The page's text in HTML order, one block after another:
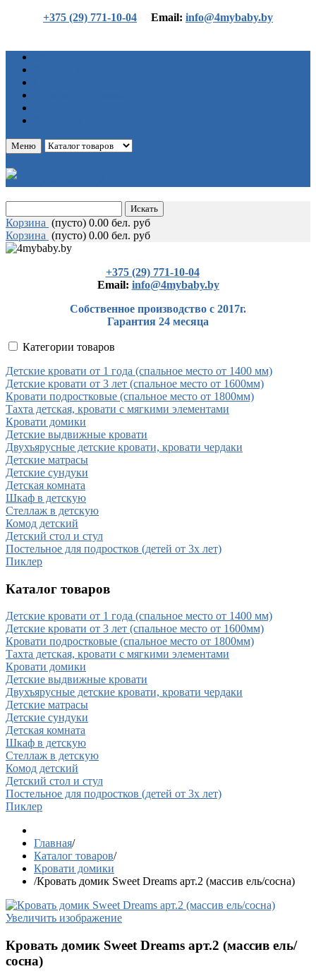
+375 (29) 771-10-04 Еmail: info@4mybaby.by
Меню
Корзина (пусто) 0.00 бел. руб
Корзина (пусто) 0.00 бел. руб
+375 (29) 771-10-04
Еmail: info@4mybaby.by
Собственное производство с 2017г.
Гарантия 24 месяца
Категории товаров
Детские кровати от 1 года (спальное место от 1400 мм)
Детские кровати от 3 лет (спальное место от 1600мм)
Кровати подростковые (спальное место от 1800мм)
Тахта детская, кровати с мягкими элементами
Кровати домики
Детские выдвижные кровати
Двухъярусные детские кровати, кровати чердаки
Детские матрасы
Детские сундуки
Детская комната
Шкаф в детскую
Стеллаж в детскую
Комод детский
Детский стол и стул
Постельное для подростков (детей от 3х лет)
Пиклер
Каталог товаров
Детские кровати от 1 года (спальное место от 1400 мм)
Детские кровати от 3 лет (спальное место от 1600мм)
Кровати подростковые (спальное место от 1800мм)
Тахта детская, кровати с мягкими элементами
Кровати домики
Детские выдвижные кровати
Двухъярусные детские кровати, кровати чердаки
Детские матрасы
Детские сундуки
Детская комната
Шкаф в детскую
Стеллаж в детскую
Комод детский
Детский стол и стул
Постельное для подростков (детей от 3х лет)
Пиклер
Главная/
Каталог товаров/
Кровати домики
/Кровать домик Sweet Dreams арт.2 (массив ель/сосна)
Увеличить изображение
Кровать домик Sweet Dreams арт.2 (массив ель/
сосна)